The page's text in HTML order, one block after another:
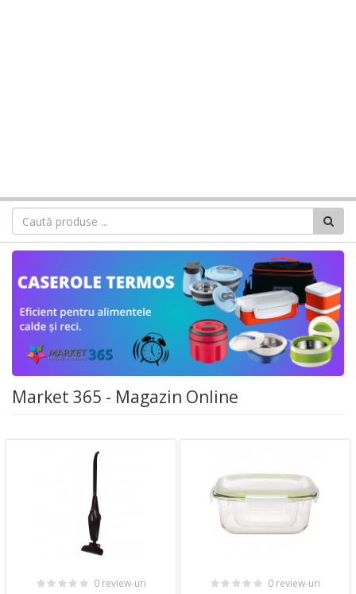
Market 365 - Magazin Online
0 review-uri 0 review-uri